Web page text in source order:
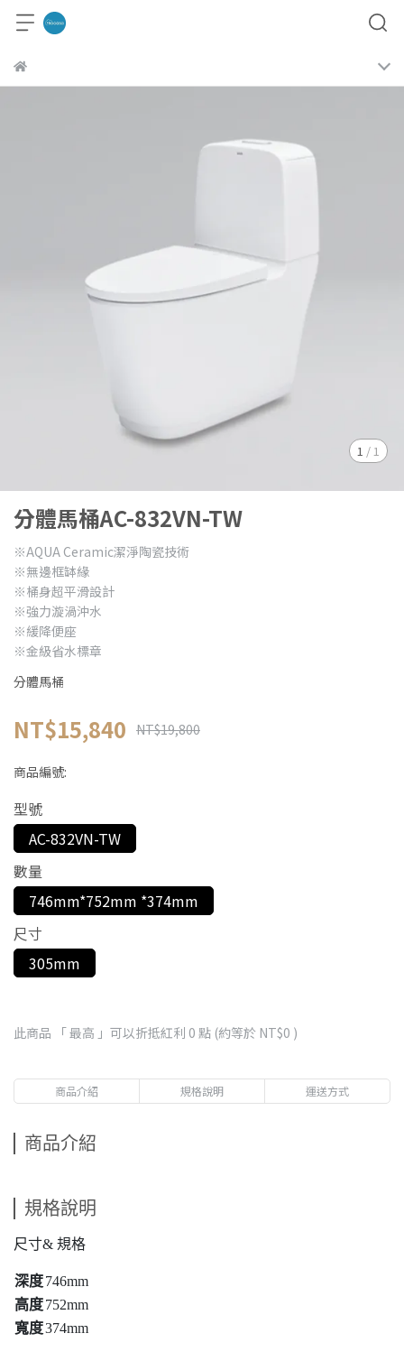
1 / 1
分體馬桶AC-832VN-TW
※AQUA Ceramic潔淨陶瓷技術
※無邊框缽緣
※桶身超平滑設計
※強力漩渦沖水
※緩降便座
※金級省水標章
分體馬桶
NT$15,840 NT$19,800
商品編號:
型號
AC-832VN-TW
數量
746mm*752mm *374mm
尺寸
305mm
此商品 「 最高 」可以折抵紅利 0 點 (約等於 NT$0 )
商品介紹 規格說明 運送方式
商品介紹
規格說明
尺寸& 規格
深度746mm
高度752mm
寬度374mm